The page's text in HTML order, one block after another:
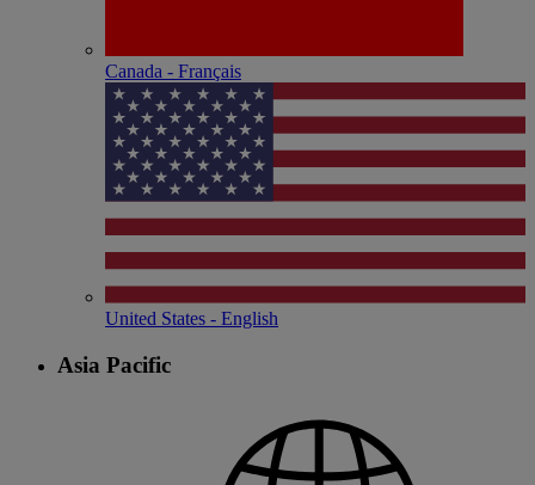
Canada - Français
United States - English
Asia Pacific